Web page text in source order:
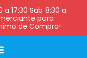
17:30 Sab 8:30 a
para
de Compra!